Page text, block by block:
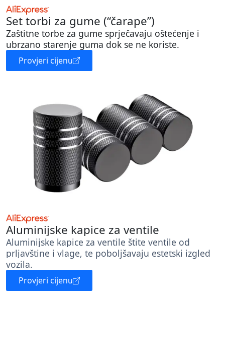
Set torbi za gume (“čarape”)
Zaštitne torbe za gume sprječavaju oštećenje i
ubrzano starenje guma dok se ne koriste.
Provjeri cijenu
Aluminijske kapice za ventile
Aluminijske kapice za ventile štite ventile od
prljavštine i vlage, te poboljšavaju estetski izgled
vozila.
Provjeri cijenu